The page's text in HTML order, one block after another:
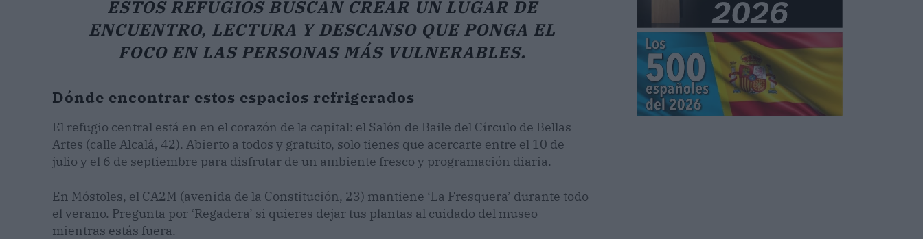
ESTOS REFUGIOS BUSCAN CREAR UN LUGAR DE
ENCUENTRO, LECTURA Y DESCANSO QUE PONGA EL
FOCO EN LAS PERSONAS MÁS VULNERABLES.
Dónde encontrar estos espacios refrigerados
El refugio central está en en el corazón de la capital: el Salón de Baile del Círculo de Bellas
Artes (calle Alcalá, 42). Abierto a todos y gratuito, solo tienes que acercarte entre el 10 de
julio y el 6 de septiembre para disfrutar de un ambiente fresco y programación diaria.
En Móstoles, el CA2M (avenida de la Constitución, 23) mantiene ‘La Fresquera’ durante todo
el verano. Pregunta por ‘Regadera’ si quieres dejar tus plantas al cuidado del museo
mientras estás fuera.